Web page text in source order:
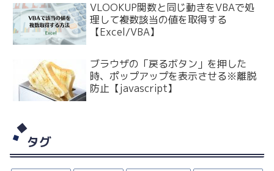
VLOOKUP関数と同じ動きをVBAで処
理して複数該当の値を取得する
【Excel/VBA】
ブラウザの「戻るボタン」を押した
時、ポップアップを表示させる※離脱
防止【javascript】
タグ